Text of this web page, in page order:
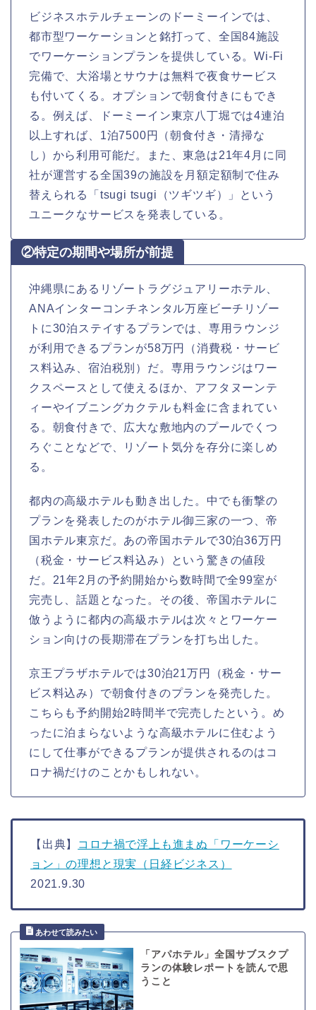
ビジネスホテルチェーンのドーミーインでは、
都市型ワーケーションと銘打って、全国84施設
でワーケーションプランを提供している。Wi-Fi
完備で、大浴場とサウナは無料で夜食サービス
も付いてくる。オプションで朝食付きにもでき
る。例えば、ドーミーイン東京八丁堀では4連泊
以上すれば、1泊7500円（朝食付き・清掃な
し）から利用可能だ。また、東急は21年4月に同
社が運営する全国39の施設を月額定額制で住み
替えられる「tsugi tsugi（ツギツギ）」という
ユニークなサービスを発表している。
②特定の期間や場所が前提
沖縄県にあるリゾートラグジュアリーホテル、
ANAインターコンチネンタル万座ビーチリゾー
トに30泊ステイするプランでは、専用ラウンジ
が利用できるプランが58万円（消費税・サービ
ス料込み、宿泊税別）だ。専用ラウンジはワー
クスペースとして使えるほか、アフタヌーンテ
ィーやイブニングカクテルも料金に含まれてい
る。朝食付きで、広大な敷地内のプールでくつ
ろぐことなどで、リゾート気分を存分に楽しめ
る。
都内の高級ホテルも動き出した。中でも衝撃の
プランを発表したのがホテル御三家の一つ、帝
国ホテル東京だ。あの帝国ホテルで30泊36万円
（税金・サービス料込み）という驚きの値段
だ。21年2月の予約開始から数時間で全99室が
完売し、話題となった。その後、帝国ホテルに
倣うように都内の高級ホテルは次々とワーケー
ション向けの長期滞在プランを打ち出した。
京王プラザホテルでは30泊21万円（税金・サー
ビス料込み）で朝食付きのプランを発売した。
こちらも予約開始2時間半で完売したという。め
ったに泊まらないような高級ホテルに住むよう
にして仕事ができるプランが提供されるのはコ
ロナ禍だけのことかもしれない。
【出典】
コロナ禍で浮上も進まぬ「ワーケーシ
ョン」の理想と現実（日経ビジネス）
2021.9.30
「アパホテル」全国サブスクプ
ランの体験レポートを読んで思
うこと